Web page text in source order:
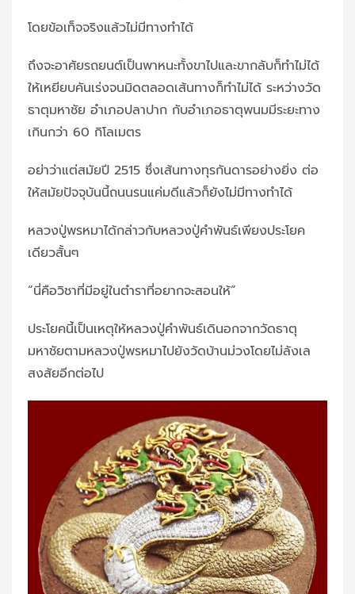
โดยข้อเท็จจริงแล้วไม่มีทางทำได้
ถึงจะอาศัยรถยนต์เป็นพาหนะทั้งขาไปและขากลับก็ทำไม่ได้
ให้เหยียบคันเร่งจนมิดตลอดเส้นทางก็ทำไม่ได้ ระหว่างวัด
ธาตุมหาชัย อำเภอปลาปาก กับอำเภอธาตุพนมมีระยะทาง
เกินกว่า 60 กิโลเมตร
อย่าว่าแต่สมัยปี 2515 ซึ่งเส้นทางทุรกันดารอย่างยิ่ง ต่อ
ให้สมัยปัจจุบันนี้ถนนรนแค่มดีแล้วก็ยังไม่มีทางทำได้
หลวงปู่พรหมาได้กล่าวกับหลวงปู่คำพันธ์เพียงประโยค
เดียวสั้นๆ
“นี่คือวิชาที่มีอยู่ในตำราที่อยากจะสอนให้”
ประโยคนี้เป็นเหตุให้หลวงปู่คำพันธ์เดินอกจากวัดธาตุ
มหาชัยตามหลวงปู่พรหมาไปยังวัดบ้านม่วงโดยไม่ลังเล
สงสัยอีกต่อไป